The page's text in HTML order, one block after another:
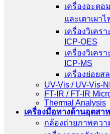
เครื่องอะต
และเตาเผาไ
เครื่องวิเคร
ICP-OES
เครื่องวิเคร
ICP-MS
เครื่องย่อยส
UV-Vis / UV-Vis-
FT-IR / FT-IR
Thermal Analysis
เครื่องมือทางด้านอุตสา
กล้องถ่ายภาพคว